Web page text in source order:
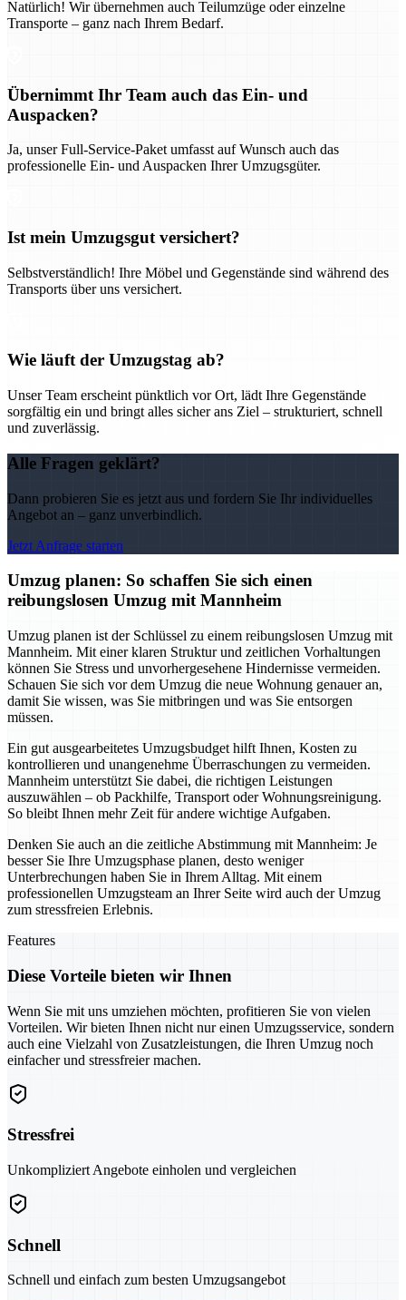
Natürlich! Wir übernehmen auch Teilumzüge oder einzelne
Transporte – ganz nach Ihrem Bedarf.
Übernimmt Ihr Team auch das Ein- und
Auspacken?
Ja, unser Full-Service-Paket umfasst auf Wunsch auch das
professionelle Ein- und Auspacken Ihrer Umzugsgüter.
Ist mein Umzugsgut versichert?
Selbstverständlich! Ihre Möbel und Gegenstände sind während des
Transports über uns versichert.
Wie läuft der Umzugstag ab?
Unser Team erscheint pünktlich vor Ort, lädt Ihre Gegenstände
sorgfältig ein und bringt alles sicher ans Ziel – strukturiert, schnell
und zuverlässig.
Alle Fragen geklärt?
Dann probieren Sie es jetzt aus und fordern Sie Ihr individuelles
Angebot an – ganz unverbindlich.
Jetzt Anfrage starten
Umzug planen: So schaffen Sie sich einen
reibungslosen Umzug mit Mannheim
Umzug planen ist der Schlüssel zu einem reibungslosen Umzug mit
Mannheim. Mit einer klaren Struktur und zeitlichen Vorhaltungen
können Sie Stress und unvorhergesehene Hindernisse vermeiden.
Schauen Sie sich vor dem Umzug die neue Wohnung genauer an,
damit Sie wissen, was Sie mitbringen und was Sie entsorgen
müssen.
Ein gut ausgearbeitetes Umzugsbudget hilft Ihnen, Kosten zu
kontrollieren und unangenehme Überraschungen zu vermeiden.
Mannheim unterstützt Sie dabei, die richtigen Leistungen
auszuwählen – ob Packhilfe, Transport oder Wohnungsreinigung.
So bleibt Ihnen mehr Zeit für andere wichtige Aufgaben.
Denken Sie auch an die zeitliche Abstimmung mit Mannheim: Je
besser Sie Ihre Umzugsphase planen, desto weniger
Unterbrechungen haben Sie in Ihrem Alltag. Mit einem
professionellen Umzugsteam an Ihrer Seite wird auch der Umzug
zum stressfreien Erlebnis.
Features
Diese Vorteile bieten wir Ihnen
Wenn Sie mit uns umziehen möchten, profitieren Sie von vielen
Vorteilen. Wir bieten Ihnen nicht nur einen Umzugsservice, sondern
auch eine Vielzahl von Zusatzleistungen, die Ihren Umzug noch
einfacher und stressfreier machen.
Stressfrei
Unkompliziert Angebote einholen und vergleichen
Schnell
Schnell und einfach zum besten Umzugsangebot